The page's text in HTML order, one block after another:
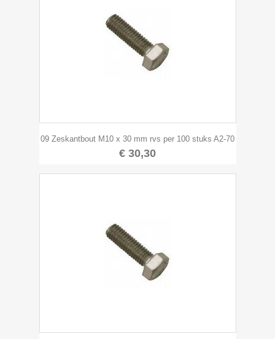
09 Zeskantbout M10 x 30 mm rvs per 100 stuks A2-70
€ 30,30